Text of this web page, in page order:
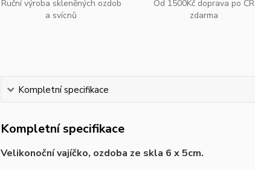
Ruční výroba skleněných ozdob
a svícnů
Od 1500Kč doprava po ČR
zdarma
Kompletní specifikace
Kompletní specifikace
Velikonoční vajíčko, ozdoba ze skla 6 x 5cm.